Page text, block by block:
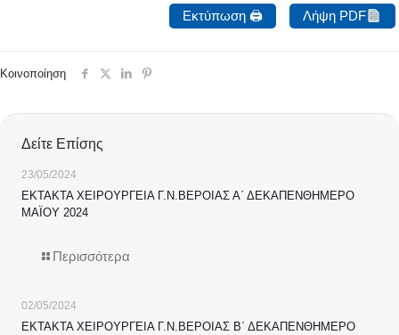
Εκτύπωση 🖨 Λήψη PDF
Κοινοποίηση
Δείτε Επίσης
23/05/2024
ΕΚΤΑΚΤΑ ΧΕΙΡΟΥΡΓΕΙΑ Γ.Ν.ΒΕΡΟΙΑΣ Α΄ ΔΕΚΑΠΕΝΘΗΜΕΡΟ
ΜΑΪΟΥ 2024
Περισσότερα
02/05/2024
ΕΚΤΑΚΤΑ ΧΕΙΡΟΥΡΓΕΙΑ Γ.Ν.ΒΕΡΟΙΑΣ Β΄ ΔΕΚΑΠΕΝΘΗΜΕΡΟ